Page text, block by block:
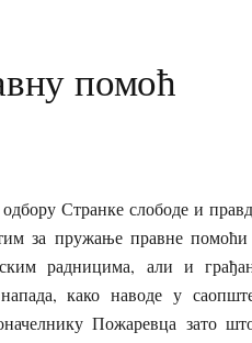
помоћ
Странке слободе и
за пружање правне
радницима, али и
како наводе у
Пожаревца зато